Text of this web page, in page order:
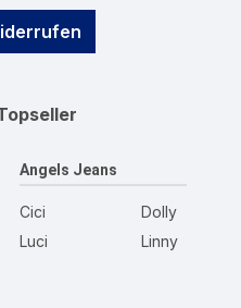
Angels Jeans
Cici
Luci
Dolly
Linny